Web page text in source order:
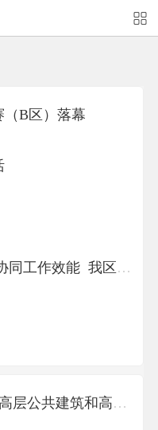
门动态 街道快讯
在渝中
（B区）落幕
夯实综合性维护管理 提高协同工作效能 我区三大城市管理综合所交“答卷”
严惩占用消防车通道行为 高层公共建筑和高层住宅小区全面划线、立标